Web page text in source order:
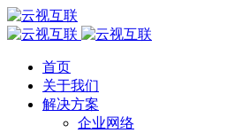
首页
关于我们
解决方案
企业网络